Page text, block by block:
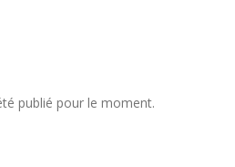
publié pour le moment.